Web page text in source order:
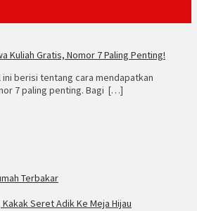
Kuliah Gratis, Nomor 7 Paling Penting!
berisi tentang cara mendapatkan
7 paling penting. Bagi […]
Terbakar
Seret Adik Ke Meja Hijau